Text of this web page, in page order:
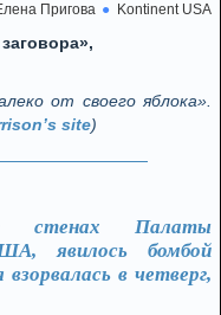
Пригова Kontinent USA
от своего яблока».
site)
стенах Палаты
явилось бомбой
в четверг,